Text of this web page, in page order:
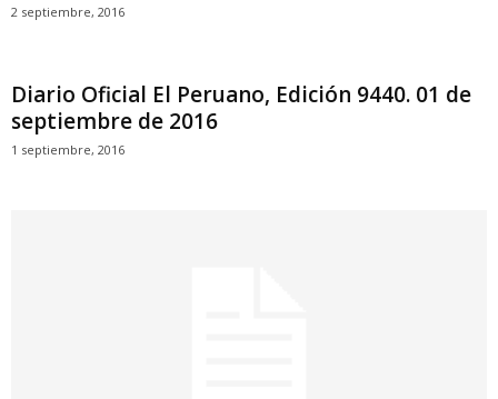
2 septiembre, 2016
Diario Oficial El Peruano, Edición 9440. 01 de
septiembre de 2016
1 septiembre, 2016